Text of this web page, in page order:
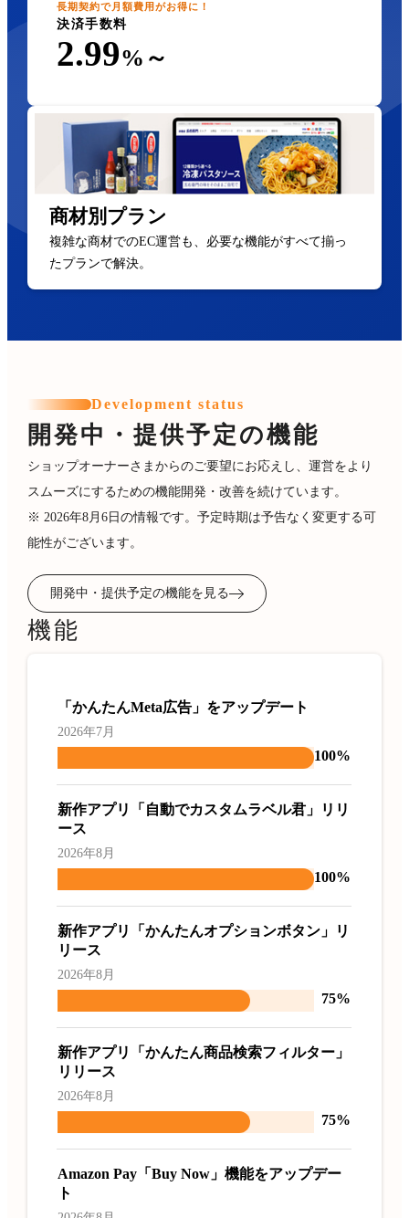
長期契約で月額費用がお得に！
決済手数料
2.99%～
商材別プラン
複雑な商材でのEC運営も、必要な機能がすべて揃っ
たプランで解決。
Development status
開発中・提供予定の機能
ショップオーナーさまからのご要望にお応えし、運営をより
スムーズにするための機能開発・改善を続けています。
※ 2026年8月6日の情報です。予定時期は予告なく変更する可
能性がございます。
開発中・提供予定の機能を見る
機能
「かんたんMeta広告」をアップデート
2026年7月
100%
新作アプリ「自動でカスタムラベル君」リリ
ース
2026年8月
100%
新作アプリ「かんたんオプションボタン」リ
リース
2026年8月
75%
新作アプリ「かんたん商品検索フィルター」
リリース
2026年8月
75%
Amazon Pay「Buy Now」機能をアップデー
ト